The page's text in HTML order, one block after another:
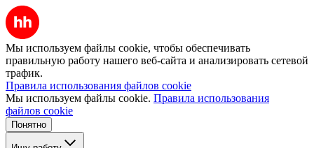
Мы используем файлы cookie, чтобы обеспечивать
правильную работу нашего веб-сайта и анализировать сетевой
трафик.
Правила использования файлов cookie
Мы используем файлы cookie. Правила использования
файлов cookie
Понятно